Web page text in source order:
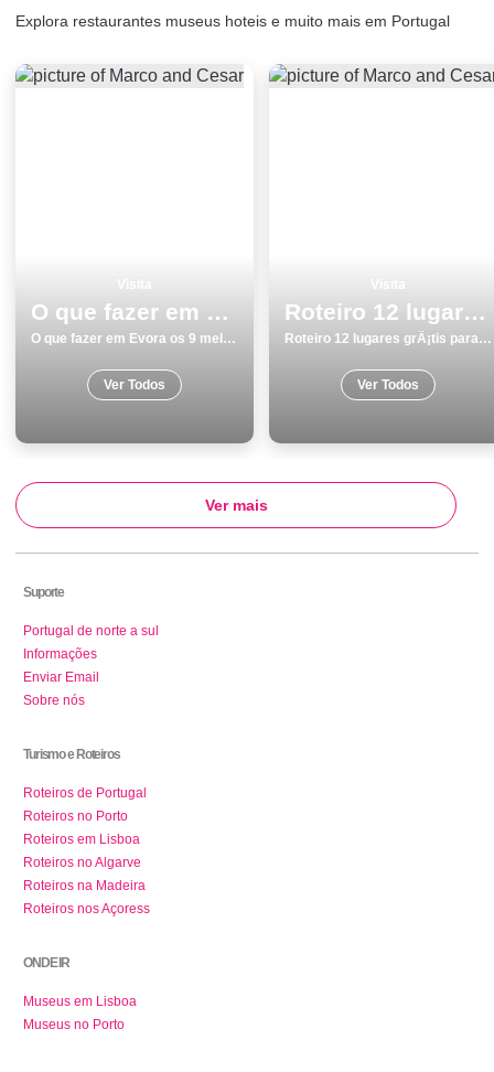
Explora restaurantes museus hoteis e muito mais em Portugal
O que fazer em Evora os 9 melhores locais para visitar
O que fazer em Evora os 9 melhores locais para visitar
Ver Todos
Roteiro 12 lugares grÃ¡tis para visitar em Faro
Roteiro 12 lugares grÃ¡tis para visitar em Faro
Ver Todos
Ver mais
Suporte
Portugal de norte a sul
Informações
Enviar Email
Sobre nós
Turismo e Roteiros
Roteiros de Portugal
Roteiros no Porto
Roteiros em Lisboa
Roteiros no Algarve
Roteiros na Madeira
Roteiros nos Açoress
ONDE IR
Museus em Lisboa
Museus no Porto